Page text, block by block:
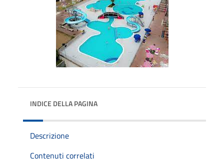
INDICE DELLA PAGINA
Descrizione
Contenuti correlati